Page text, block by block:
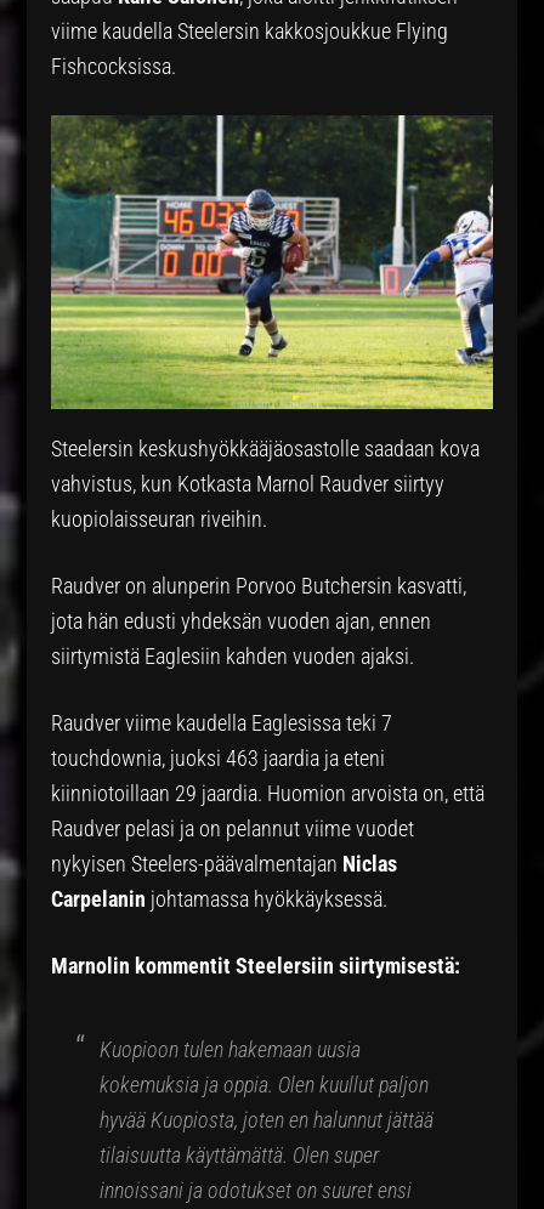
viime kaudella Steelersin kakkosjoukkue Flying
Fishcocksissa.
Steelersin keskushyökkääjäosastolle saadaan kova
vahvistus, kun Kotkasta Marnol Raudver siirtyy
kuopiolaisseuran riveihin.
Raudver on alunperin Porvoo Butchersin kasvatti,
jota hän edusti yhdeksän vuoden ajan, ennen
siirtymistä Eaglesiin kahden vuoden ajaksi.
Raudver viime kaudella Eaglesissa teki 7
touchdownia, juoksi 463 jaardia ja eteni
kiinniotoillaan 29 jaardia. Huomion arvoista on, että
Raudver pelasi ja on pelannut viime vuodet
nykyisen Steelers-päävalmentajan Niclas
Carpelanin johtamassa hyökkäyksessä.
Marnolin kommentit Steelersiin siirtymisestä:
Kuopioon tulen hakemaan uusia
kokemuksia ja oppia. Olen kuullut paljon
hyvää Kuopiosta, joten en halunnut jättää
tilaisuutta käyttämättä. Olen super
innoissani ja odotukset on suuret ensi